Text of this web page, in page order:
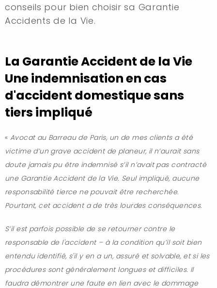
conseils pour bien choisir sa Garantie
Accidents de la Vie.
La Garantie Accident de la Vie
Une indemnisation en cas
d'accident domestique sans
tiers impliqué
« Avocat au Barreau de Paris, un de mes clients a été
victime d’un grave accident de planeur, il n’aurait sans
doute jamais pu être indemnisé s’il n’avait pas contracté
une Garantie Accident de la Vie. Seul impliqué, aucune
responsabilité tierce ne pouvait être recherchée.
Pourtant, cet accident a de très lourdes conséquences.
S’il est parfois possible de se retourner contre le
responsable de l'accident – à la condition qu’il soit bien
entendu identifié, s'il y en a un, assuré et solvable, et si les
procédures sont généralement longues et difficiles. Il
faudra démontrer une faute en lien avec le dommage